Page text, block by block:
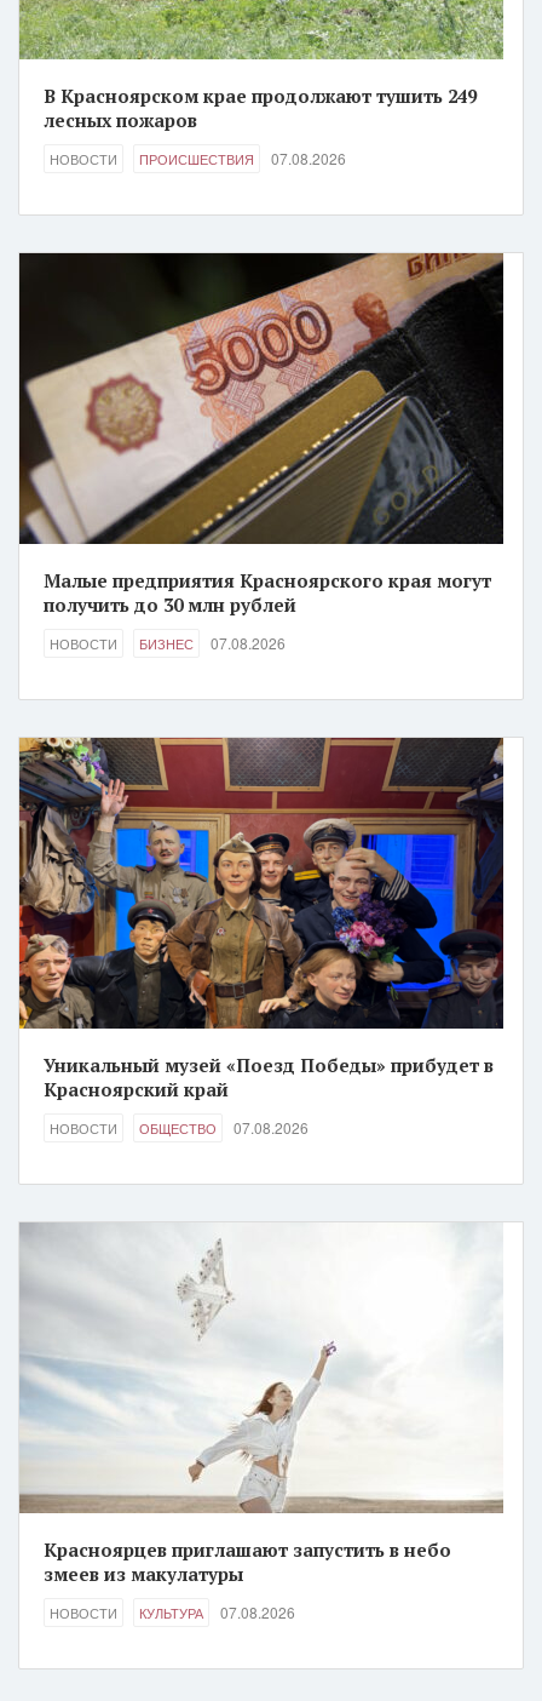
В Красноярском крае продолжают тушить 249
лесных пожаров
НОВОСТИ ПРОИСШЕСТВИЯ 07.08.2026
Малые предприятия Красноярского края могут
получить до 30 млн рублей
НОВОСТИ БИЗНЕС 07.08.2026
Уникальный музей «Поезд Победы» прибудет в
Красноярский край
НОВОСТИ ОБЩЕСТВО 07.08.2026
Красноярцев приглашают запустить в небо
змеев из макулатуры
НОВОСТИ КУЛЬТУРА 07.08.2026